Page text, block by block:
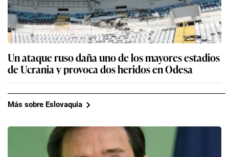
Un ataque ruso daña uno de los mayores estadios
de Ucrania y provoca dos heridos en Odesa
Más sobre Eslovaquia